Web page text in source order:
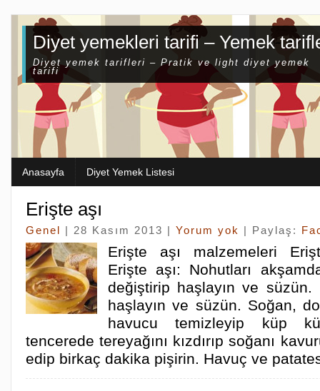
Diyet yemekleri tarifi – Yemek
Diyet yemek tarifleri – Pratik ve light diyet yemek
tarifi
Anasayfa Diyet Yemek Listesi
Erişte aşı
Genel | 28 Kasım 2013 | Yorum yok | Paylaş:
Erişte aşı malzemeleri
Erişte aşı: Nohutları
değiştirip haşlayın ve süzün.
haşlayın ve süzün. Soğan,
havucu temizleyip küp
tencerede tereyağını kızdırıp soğanı
edip birkaç dakika pişirin. Havuç ve